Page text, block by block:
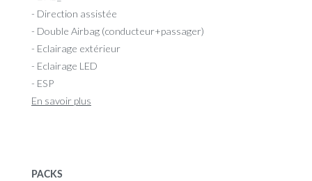
- Direction assistée
- Double Airbag (conducteur+passager)
- Eclairage extérieur
- Eclairage LED
- ESP
En savoir plus
PACKS